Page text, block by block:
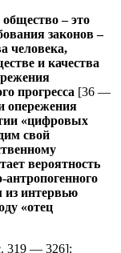
– это
законов –
человека,
и качества
прогресса [36 —
опережения
«цифровых
свой
вероятность
антропогенного
из интервью
«отец
319 — 326]: